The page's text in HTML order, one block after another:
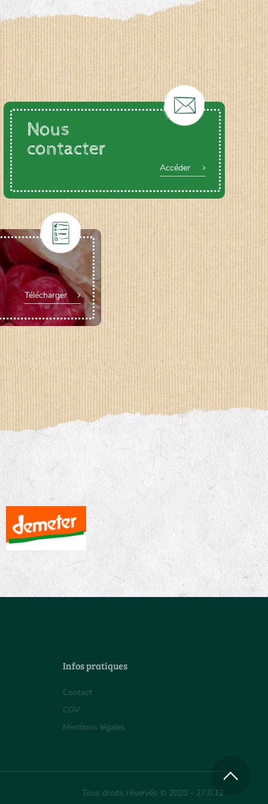
Nous
contacter
Accéder
Télécharger
Infos pratiques
Contact
CGV
Mentions légales
Tous droits réservés © 2020 - 27.0.12